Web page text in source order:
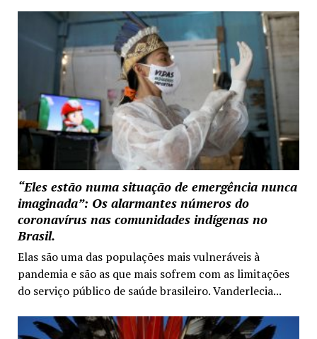
“Eles estão numa situação de emergência nunca
imaginada”: Os alarmantes números do
coronavírus nas comunidades indígenas no
Brasil.
Elas são uma das populações mais vulneráveis à
pandemia e são as que mais sofrem com as limitações
do serviço público de saúde brasileiro. Vanderlecia...